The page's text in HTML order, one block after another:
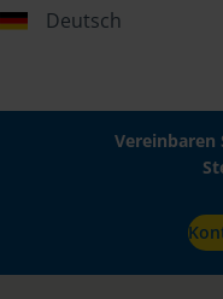
Deutsch
Vereinbaren